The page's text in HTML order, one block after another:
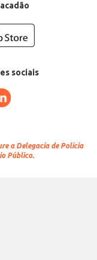
sociais
a Delegacia de Polícia
Público.